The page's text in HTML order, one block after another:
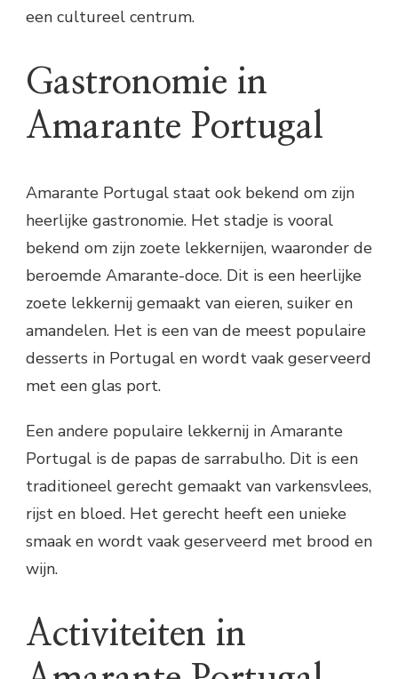
een cultureel centrum.
Gastronomie in
Amarante Portugal
Amarante Portugal staat ook bekend om zijn
heerlijke gastronomie. Het stadje is vooral
bekend om zijn zoete lekkernijen, waaronder de
beroemde Amarante-doce. Dit is een heerlijke
zoete lekkernij gemaakt van eieren, suiker en
amandelen. Het is een van de meest populaire
desserts in Portugal en wordt vaak geserveerd
met een glas port.
Een andere populaire lekkernij in Amarante
Portugal is de papas de sarrabulho. Dit is een
traditioneel gerecht gemaakt van varkensvlees,
rijst en bloed. Het gerecht heeft een unieke
smaak en wordt vaak geserveerd met brood en
wijn.
Activiteiten in